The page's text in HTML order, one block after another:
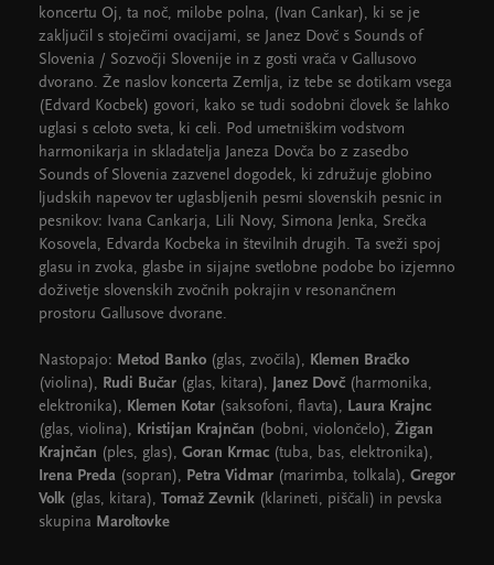
koncertu Oj, ta noč, milobe polna, (Ivan Cankar), ki se je
zaključil s stoječimi ovacijami, se Janez Dovč s Sounds of
Slovenia / Sozvočji Slovenije in z gosti vrača v Gallusovo
dvorano. Že naslov koncerta Zemlja, iz tebe se dotikam vsega
(Edvard Kocbek) govori, kako se tudi sodobni človek še lahko
uglasi s celoto sveta, ki celi. Pod umetniškim vodstvom
harmonikarja in skladatelja Janeza Dovča bo z zasedbo
Sounds of Slovenia zazvenel dogodek, ki združuje globino
ljudskih napevov ter uglasbljenih pesmi slovenskih pesnic in
pesnikov: Ivana Cankarja, Lili Novy, Simona Jenka, Srečka
Kosovela, Edvarda Kocbeka in številnih drugih. Ta sveži spoj
glasu in zvoka, glasbe in sijajne svetlobne podobe bo izjemno
doživetje slovenskih zvočnih pokrajin v resonančnem
prostoru Gallusove dvorane.
Nastopajo: Metod Banko (glas, zvočila), Klemen Bračko
(violina), Rudi Bučar (glas, kitara), Janez Dovč (harmonika,
elektronika), Klemen Kotar (saksofoni, flavta), Laura Krajnc
(glas, violina), Kristijan Krajnčan (bobni, violončelo), Žigan
Krajnčan (ples, glas), Goran Krmac (tuba, bas, elektronika),
Irena Preda (sopran), Petra Vidmar (marimba, tolkala), Gregor
Volk (glas, kitara), Tomaž Zevnik (klarineti, piščali) in pevska
skupina Maroltovke